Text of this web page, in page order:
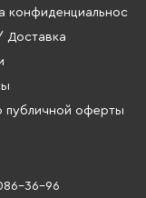
конфиденциальнос
Доставка
публичной оферты
36-96